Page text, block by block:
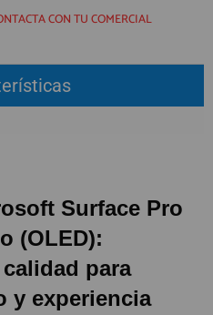
CON TU COMERCIAL
Surface Pro
(OLED):
para
y experiencia